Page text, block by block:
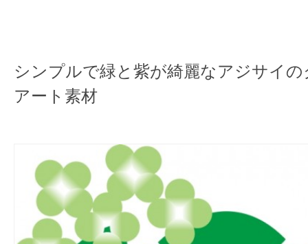
シンプルで緑と紫が綺麗なアジサイ
アート素材